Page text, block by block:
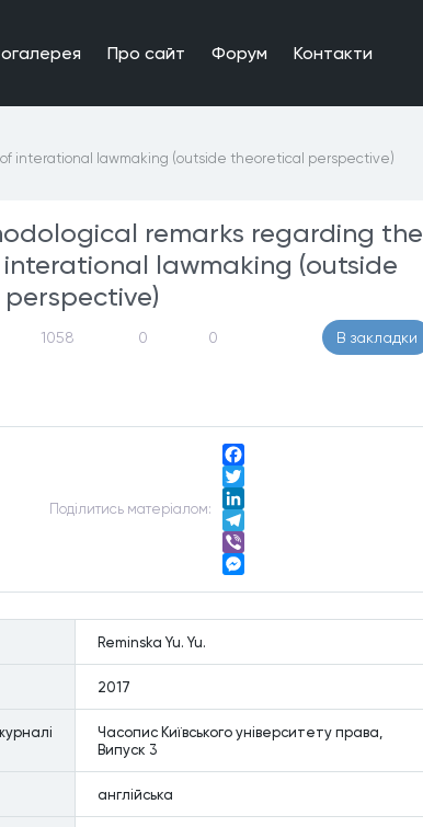
Про сайт Форум Контакти
interational lawmaking (outside theoretical perspective)
remarks regarding the
lawmaking (outside
1058 0 0 В закладки
Подiлитись матерiалом:
Facebook
Twitter
LinkedIn
Telegram
Viber
Reminska Yu. Yu.
2017
Часопис Київського університету права,
Випуск 3
англійська